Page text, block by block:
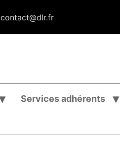
contact@dlr.fr
Services adhérents